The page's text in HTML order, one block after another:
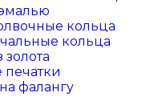
кольца
кольца
фалангу